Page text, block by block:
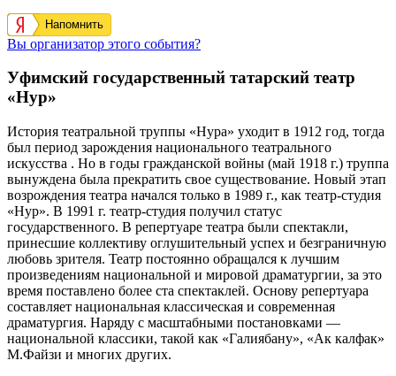
Напомнить
Вы организатор этого события?
Уфимский государственный татарский театр
«Нур»
История театральной труппы «Нура» уходит в 1912 год, тогда
был период зарождения национального театрального
искусства . Но в годы гражданской войны (май 1918 г.) труппа
вынуждена была прекратить свое существование. Новый этап
возрождения театра начался только в 1989 г., как театр-студия
«Нур». В 1991 г. театр-студия получил статус
государственного. В репертуаре театра были спектакли,
принесшие коллективу оглушительный успех и безграничную
любовь зрителя. Театр постоянно обращался к лучшим
произведениям национальной и мировой драматургии, за это
время поставлено более ста спектаклей. Основу репертуара
составляет национальная классическая и современная
драматургия. Наряду с масштабными постановками —
национальной классики, такой как «Галиябану», «Ак калфак»
М.Файзи и многих других.